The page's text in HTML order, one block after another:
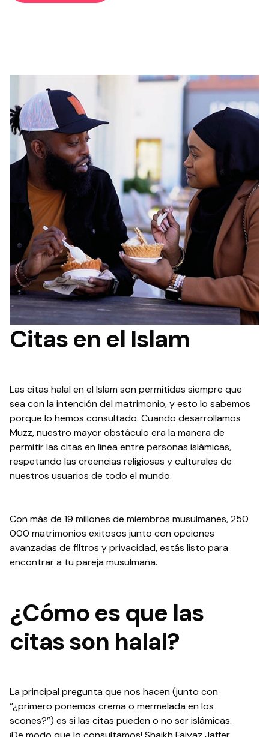
Citas en el Islam
Las citas halal en el Islam son permitidas siempre que
sea con la intención del matrimonio, y esto lo sabemos
porque lo hemos consultado. Cuando desarrollamos
Muzz, nuestro mayor obstáculo era la manera de
permitir las citas en línea entre personas islámicas,
respetando las creencias religiosas y culturales de
nuestros usuarios de todo el mundo.
Con más de 19 millones de miembros musulmanes, 250
000 matrimonios exitosos junto con opciones
avanzadas de filtros y privacidad, estás listo para
encontrar a tu pareja musulmana.
¿Cómo es que las
citas son halal?
La principal pregunta que nos hacen (junto con
“¿primero ponemos crema o mermelada en los
scones?”) es si las citas pueden o no ser islámicas.